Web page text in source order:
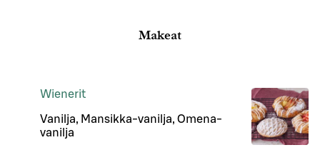
Makeat
Wienerit
Vanilja, Mansikka-vanilja, Omena-
vanilja